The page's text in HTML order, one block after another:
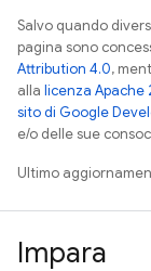
Salvo quando
pagina sono
Attribution 4.0,
alla licenza Apache
sito di Google
e/o delle sue
Ultimo
Impara